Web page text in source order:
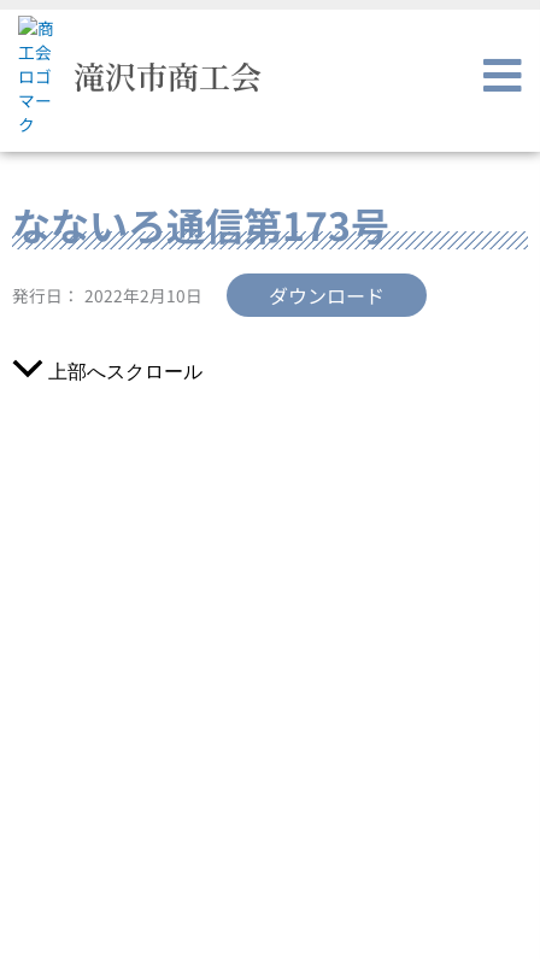
プ
滝沢市商工会
なないろ通信第173号
発行日： 2022年2月10日 ダウンロード